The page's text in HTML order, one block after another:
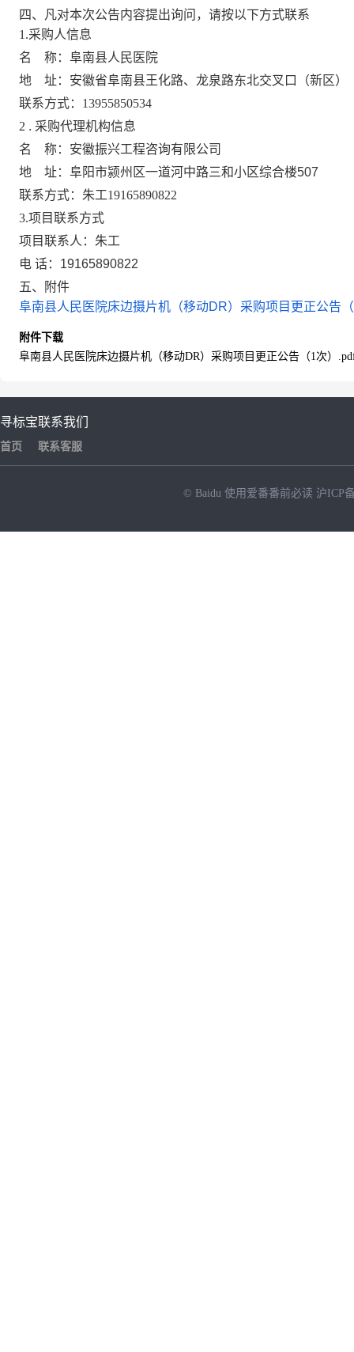
四、凡对本次公告内容提出询问，请按以下方式联系
1.采购人信息
名
称： 阜南县人民医院
地 址： 安徽省阜南县王化路、龙泉路东北交叉口（新区）
联系方式： 13955850534
2 . 采购代理机构信息
名
称： 安徽振兴工程咨询有限公司
地 址： 阜阳市颍州区一道河中路三和小区综合楼507
联系方式： 朱工19165890822
3.项目联系方式
项目联系人： 朱工
电 话： 19165890822
五、附件
阜南县人民医院床边摄片机（移动DR）采购项目更正公告
附件下载
阜南县人民医院床边摄片机（移动DR）采购项目更正公告（1次）
寻标宝
首页
联系我们
联系客服
© Baidu 使用爱番番前必读 沪ICP